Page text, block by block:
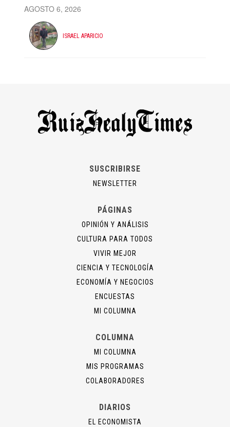
AGOSTO 6, 2026
ISRAEL APARICIO
SUSCRIBIRSE
NEWSLETTER
PÁGINAS
OPINIÓN Y ANÁLISIS
CULTURA PARA TODOS
VIVIR MEJOR
CIENCIA Y TECNOLOGÍA
ECONOMÍA Y NEGOCIOS
ENCUESTAS
MI COLUMNA
COLUMNA
MI COLUMNA
MIS PROGRAMAS
COLABORADORES
DIARIOS
EL ECONOMISTA